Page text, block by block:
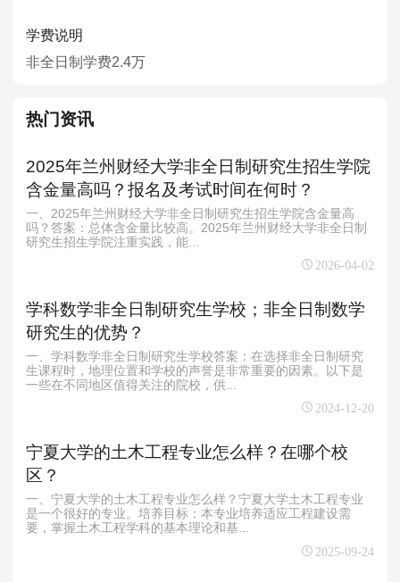
学费说明
非全日制学费2.4万
热门资讯
2025年兰州财经大学非全日制研究生招生学院
含金量高吗？报名及考试时间在何时？
一、2025年兰州财经大学非全日制研究生招生学院含金量高
吗？答案：总体含金量比较高。2025年兰州财经大学非全日制
研究生招生学院注重实践，能...
2026-04-02
学科数学非全日制研究生学校；非全日制数学
研究生的优势？
一、学科数学非全日制研究生学校答案：在选择非全日制研究
生课程时，地理位置和学校的声誉是非常重要的因素。以下是
一些在不同地区值得关注的院校，供...
2024-12-20
宁夏大学的土木工程专业怎么样？在哪个校
区？
一、宁夏大学的土木工程专业怎么样？宁夏大学土木工程专业
是一个很好的专业。培养目标：本专业培养适应工程建设需
要，掌握土木工程学科的基本理论和基...
2025-09-24